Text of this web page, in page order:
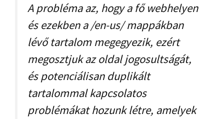
A probléma az, hogy a fő webhelyen
és ezekben a /en-us/ mappákban
lévő tartalom megegyezik, ezért
megosztjuk az oldal jogosultságát,
és potenciálisan duplikált
tartalommal kapcsolatos
problémákat hozunk létre, amelyek